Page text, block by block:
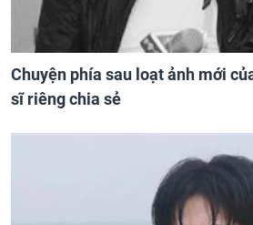
Chuyện phía sau loạt ảnh mới
sĩ riêng chia sẻ